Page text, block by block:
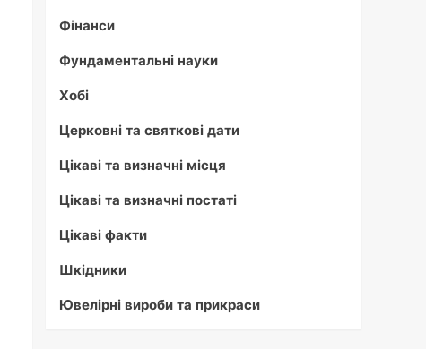
Фінанси
Фундаментальні науки
Хобі
Церковні та святкові дати
Цікаві та визначні місця
Цікаві та визначні постаті
Цікаві факти
Шкідники
Ювелірні вироби та прикраси